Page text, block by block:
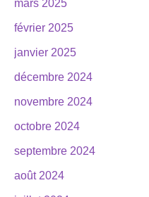
mars 2025
février 2025
janvier 2025
décembre 2024
novembre 2024
octobre 2024
septembre 2024
août 2024